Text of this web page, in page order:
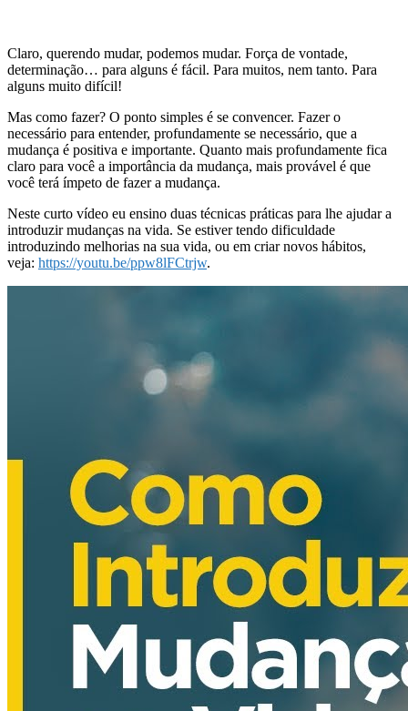
Claro, querendo mudar, podemos mudar. Força de vontade,
determinação… para alguns é fácil. Para muitos, nem tanto. Para
alguns muito difícil!
Mas como fazer? O ponto simples é se convencer. Fazer o
necessário para entender, profundamente se necessário, que a
mudança é positiva e importante. Quanto mais profundamente fica
claro para você a importância da mudança, mais provável é que
você terá ímpeto de fazer a mudança.
Neste curto vídeo eu ensino duas técnicas práticas para lhe ajudar a
introduzir mudanças na vida. Se estiver tendo dificuldade
introduzindo melhorias na sua vida, ou em criar novos hábitos,
veja: https://youtu.be/ppw8lFCtrjw.